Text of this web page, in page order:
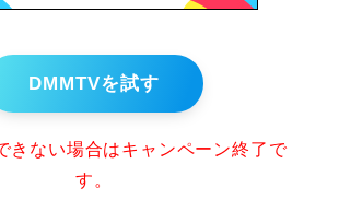
DMMTVを試す
きない場合はキャンペーン終了で
す。